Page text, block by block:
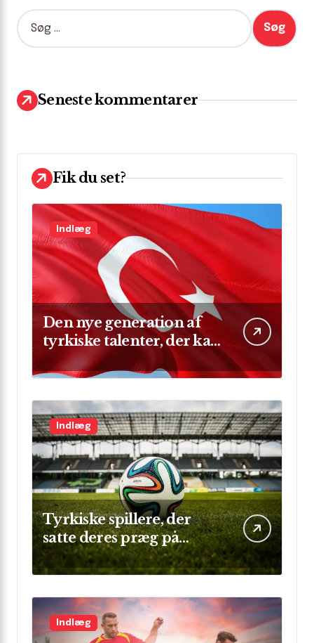
S
ø
t
e
Seneste kommentarer
Fik du set?
Indlæg
Den nye generation af
tyrkiske talenter, der kan
skinne på verdensscenen
Indlæg
Tyrkiske spillere, der
satte deres præg på
Champions League
Indlæg